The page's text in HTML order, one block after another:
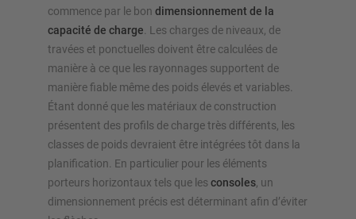
commence par le bon dimensionnement de la
capacité de charge. Les charges de niveaux, de
travées et ponctuelles doivent être calculées de
manière à ce que les rayonnages supportent de
manière fiable même des poids élevés et variables.
Étant donné que les matériaux de construction
présentent des profils de charge très différents, les
classes de poids devraient être intégrées tôt dans la
planification. En particulier pour les éléments
porteurs horizontaux tels que les consoles, un
dimensionnement précis est déterminant afin d’éviter